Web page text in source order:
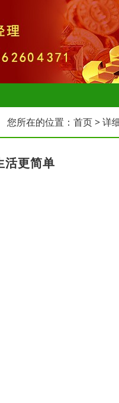
您所在的位置： 首页> 详
活更简单